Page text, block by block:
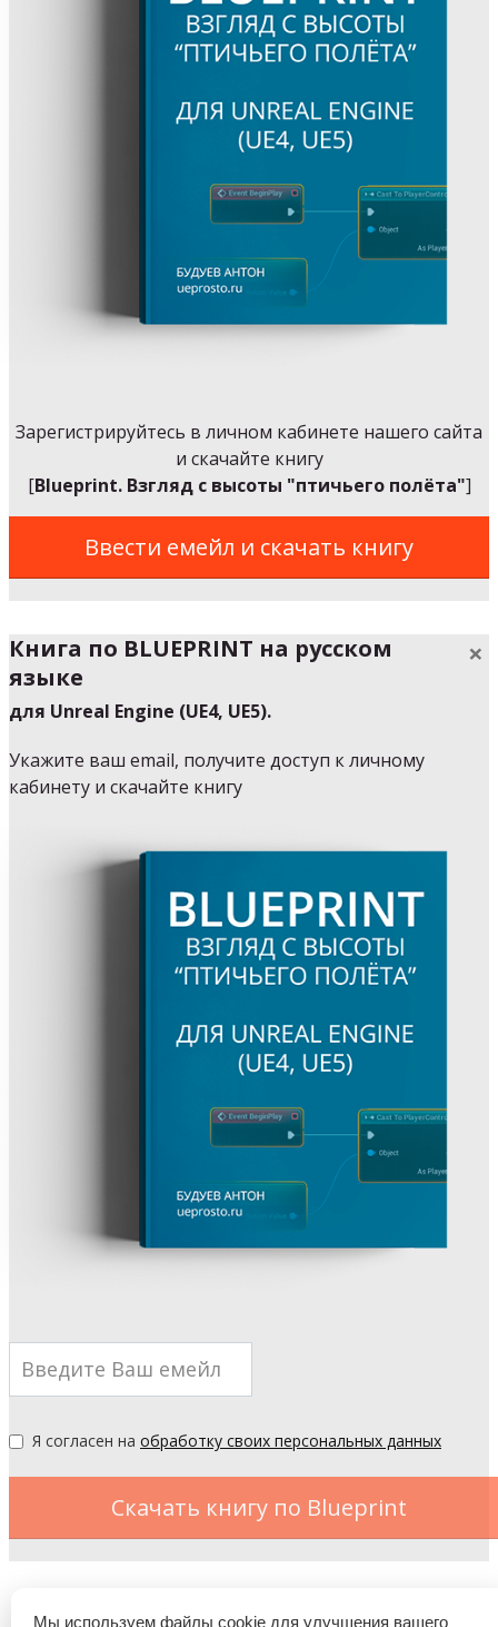
Зарегистрируйтесь в личном кабинете нашего сайта
и скачайте книгу
[Blueprint. Взгляд с высоты "птичьего полёта"]
Ввести емейл и скачать книгу
×
Книга по BLUEPRINT на русском
языке
для Unreal Engine (UE4, UE5).
Укажите ваш email, получите доступ к личному
кабинету и скачайте книгу
Я согласен на обработку своих персональных данных
Скачать книгу по Blueprint
Мы используем файлы cookie для улучшения вашего